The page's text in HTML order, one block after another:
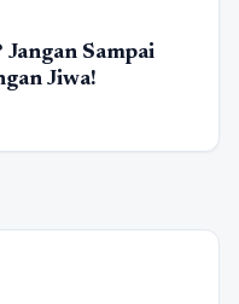
Sampai
Jiwa!